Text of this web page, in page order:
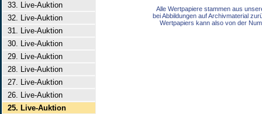
33. Live-Auktion
32. Live-Auktion
31. Live-Auktion
30. Live-Auktion
29. Live-Auktion
28. Live-Auktion
27. Live-Auktion
26. Live-Auktion
25. Live-Auktion
Alle Wertpapiere stammen aus
bei Abbildungen auf Archivmaterial
Wertpapiers kann also von der